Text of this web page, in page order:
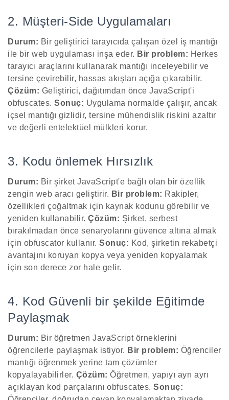
2. Müşteri-Side Uygulamaları
Durum: Bir geliştirici tarayıcıda çalışan özel iş mantığı
ile bir web uygulaması inşa eder. Bir problem: Herkes
tarayıcı araçlarını kullanarak mantığı inceleyebilir ve
tersine çevirebilir, hassas akışları açığa çıkarabilir.
Çözüm: Geliştirici, dağıtımdan önce JavaScript'i
obfuscates. Sonuç: Uygulama normalde çalışır, ancak
içsel mantığı gizlidir, tersine mühendislik riskini azaltır
ve değerli entelektüel mülkleri korur.
3. Kodu önlemek Hırsızlık
Durum: Bir şirket JavaScript'e bağlı olan bir özellik
zengin web aracı geliştirir. Bir problem: Rakipler,
özellikleri çoğaltmak için kaynak kodunu görebilir ve
yeniden kullanabilir. Çözüm: Şirket, serbest
bırakılmadan önce senaryolarını güvence altına almak
için obfuscator kullanır. Sonuç: Kod, şirketin rekabetçi
avantajını koruyan kopya veya yeniden kopyalamak
için son derece zor hale gelir.
4. Kod Güvenli bir şekilde Eğitimde
Paylaşmak
Durum: Bir öğretmen JavaScript örneklerini
öğrencilerle paylaşmak istiyor. Bir problem: Öğrenciler
mantığı öğrenmek yerine tam çözümler
kopyalayabilirler. Çözüm: Öğretmen, yapıyı ayrı ayrı
açıklayan kod parçalarını obfuscates. Sonuç: